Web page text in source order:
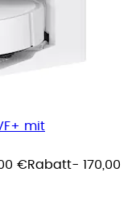
mit
€Rabatt- 170,00